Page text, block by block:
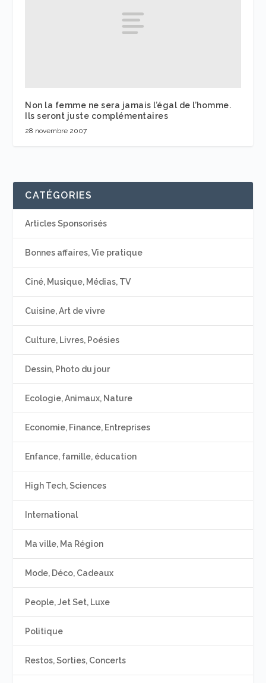
Non la femme ne sera jamais l’égal de l’homme.
Ils seront juste complémentaires
28 novembre 2007
CATÉGORIES
Articles Sponsorisés
Bonnes affaires, Vie pratique
Ciné, Musique, Médias, TV
Cuisine, Art de vivre
Culture, Livres, Poésies
Dessin, Photo du jour
Ecologie, Animaux, Nature
Economie, Finance, Entreprises
Enfance, famille, éducation
High Tech, Sciences
International
Ma ville, Ma Région
Mode, Déco, Cadeaux
People, Jet Set, Luxe
Politique
Restos, Sorties, Concerts